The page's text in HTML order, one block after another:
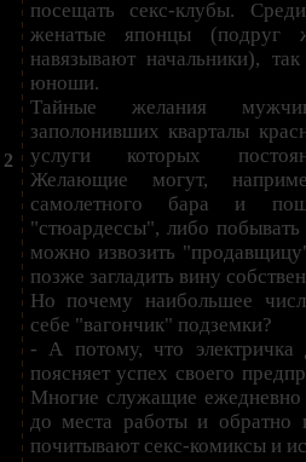
2
посещать секс-клубы.
женатые японцы (подруг
навязывают начальники),
юноши.
Тайные желания
заполонивших кварталы
услуги которых
Желающие могут,
самолетного бара и
"стюардессы", либо побывать
можно извозить
позже загладить вину
Но почему наибольшее
себе "вагончик" подземки?
- А потому, что
поясняет успех своего
Многие служащие ежедневно
до места работы и
почитывают секс-комиксы и